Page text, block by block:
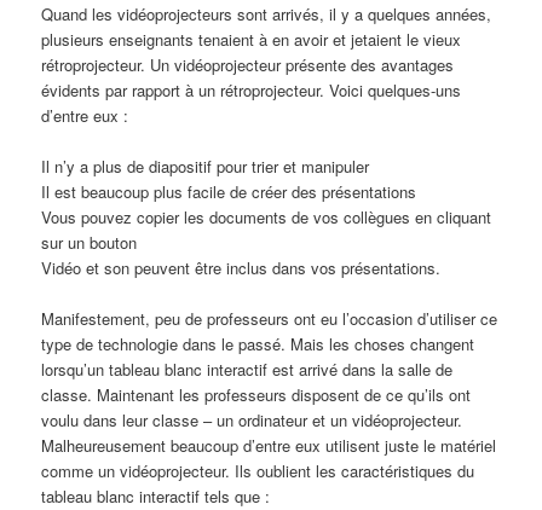
Quand les vidéoprojecteurs sont arrivés, il y a quelques années,
plusieurs enseignants tenaient à en avoir et jetaient le vieux
rétroprojecteur. Un vidéoprojecteur présente des avantages
évidents par rapport à un rétroprojecteur. Voici quelques-uns
d’entre eux :
Il n’y a plus de diapositif pour trier et manipuler
Il est beaucoup plus facile de créer des présentations
Vous pouvez copier les documents de vos collègues en cliquant
sur un bouton
Vidéo et son peuvent être inclus dans vos présentations.
Manifestement, peu de professeurs ont eu l’occasion d’utiliser ce
type de technologie dans le passé. Mais les choses changent
lorsqu’un tableau blanc interactif est arrivé dans la salle de
classe. Maintenant les professeurs disposent de ce qu’ils ont
voulu dans leur classe – un ordinateur et un vidéoprojecteur.
Malheureusement beaucoup d’entre eux utilisent juste le matériel
comme un vidéoprojecteur. Ils oublient les caractéristiques du
tableau blanc interactif tels que :